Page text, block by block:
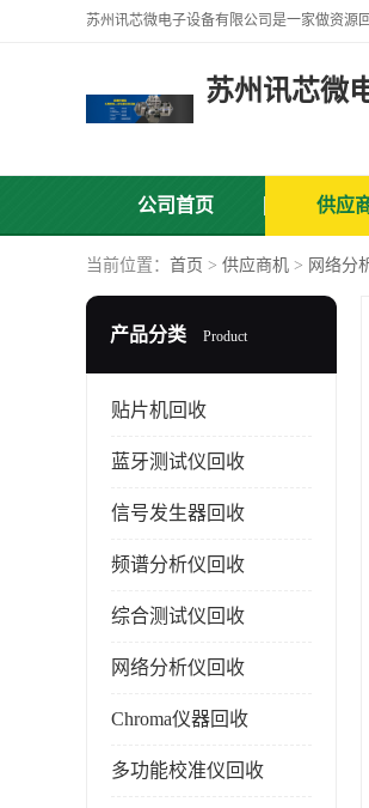
苏州讯芯微
公司首页 供应
当前位置： 首页 > 供应商机 > 网络分
产品分类 Product
贴片机回收
蓝牙测试仪回收
信号发生器回收
频谱分析仪回收
综合测试仪回收
网络分析仪回收
Chroma仪器回收
多功能校准仪回收